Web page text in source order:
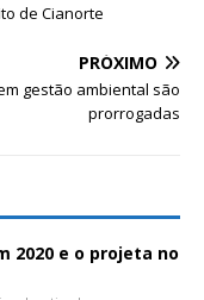
de Cianorte
PRÓXIMO
gestão ambiental são
prorrogadas
2020 e o projeta no